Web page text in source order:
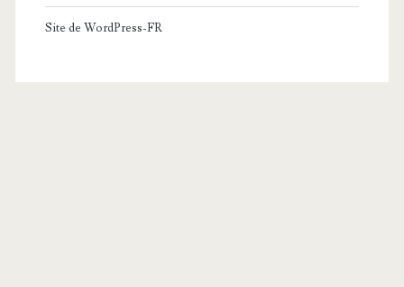
Site de WordPress-FR